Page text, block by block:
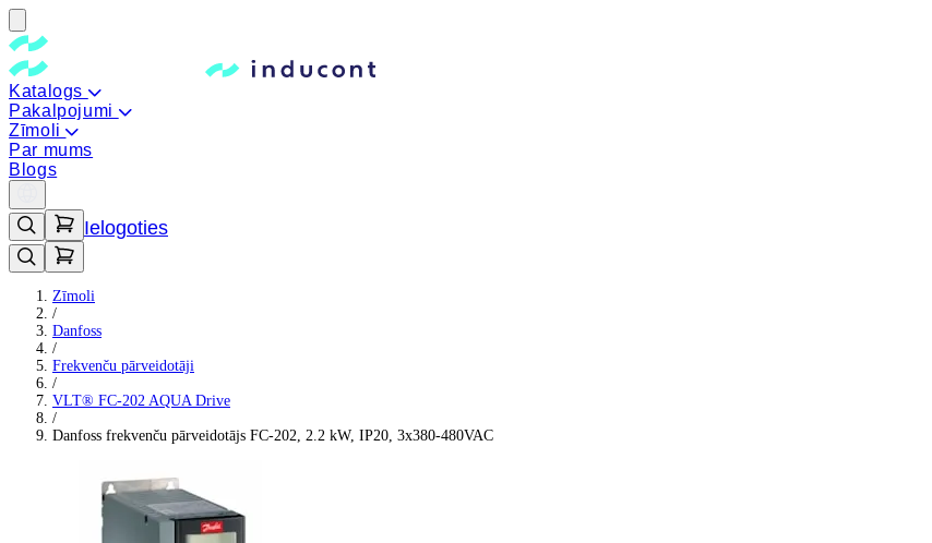
Katalogs
Pakalpojumi
Zīmoli
Par mums
Blogs
Ielogoties
Zīmoli
/
Danfoss
/
Frekvenču pārveidotāji
/
VLT® FC-202 AQUA Drive
/
Danfoss frekvenču pārveidotājs FC-202, 2.2 kW, IP20, 3x380-480VAC